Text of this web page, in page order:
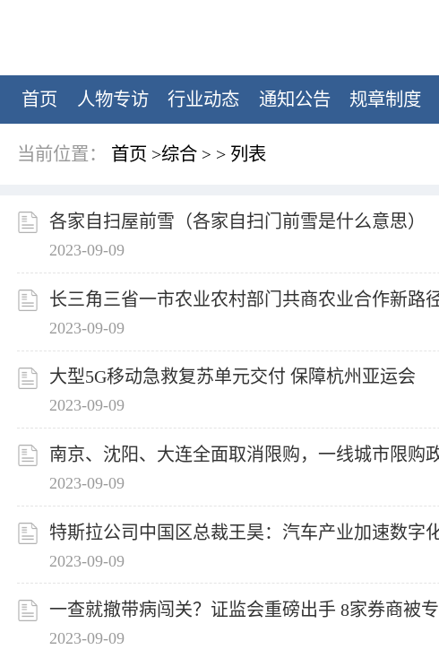
首页 人物专访 行业动态 通知公告 规章制度
当前位置： 首页 >综合 > > 列表
各家自扫屋前雪（各家自扫门前雪是什么意思）
2023-09-09
长三角三省一市农业农村部门共商农业合作新路
2023-09-09
大型5G移动急救复苏单元交付 保障杭州亚运会
2023-09-09
南京、沈阳、大连全面取消限购，一线城市限购
2023-09-09
特斯拉公司中国区总裁王昊：汽车产业加速数字
2023-09-09
一查就撤带病闯关？证监会重磅出手 8家券商被
2023-09-09